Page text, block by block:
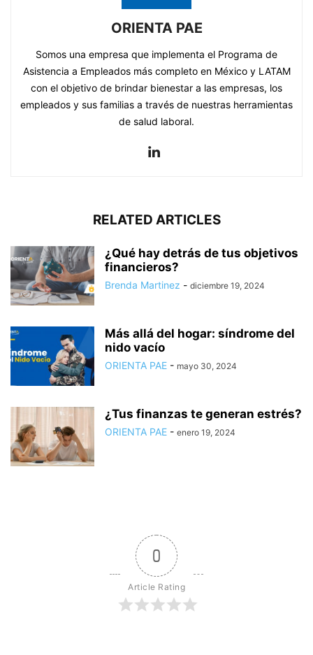
ORIENTA PAE
Somos una empresa que implementa el Programa de
Asistencia a Empleados más completo en México y LATAM
con el objetivo de brindar bienestar a las empresas, los
empleados y sus familias a través de nuestras herramientas
de salud laboral.
RELATED ARTICLES
¿Qué hay detrás de tus objetivos
financieros?
Brenda Martinez - diciembre 19, 2024
Más allá del hogar: síndrome del
nido vacío
ORIENTA PAE - mayo 30, 2024
¿Tus finanzas te generan estrés?
ORIENTA PAE - enero 19, 2024
0
Article Rating